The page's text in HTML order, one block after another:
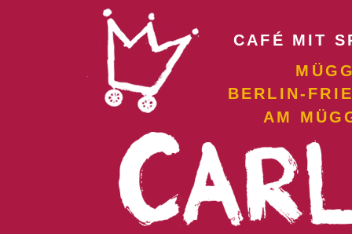
CAFÉ MIT
BERLIN-
AM